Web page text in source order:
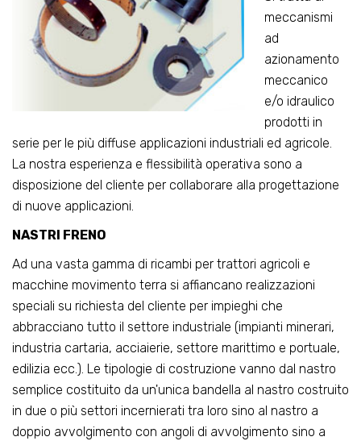
meccanismi
ad
azionamento
meccanico
e/o idraulico
prodotti in
serie per le più diffuse applicazioni industriali ed agricole.
La nostra esperienza e flessibilità operativa sono a
disposizione del cliente per collaborare alla progettazione
di nuove applicazioni.
NASTRI FRENO
Ad una vasta gamma di ricambi per trattori agricoli e
macchine movimento terra si affiancano realizzazioni
speciali su richiesta del cliente per impieghi che
abbracciano tutto il settore industriale (impianti minerari,
industria cartaria, acciaierie, settore marittimo e portuale,
edilizia ecc.). Le tipologie di costruzione vanno dal nastro
semplice costituito da un'unica bandella al nastro costruito
in due o più settori incernierati tra loro sino al nastro a
doppio avvolgimento con angoli di avvolgimento sino a